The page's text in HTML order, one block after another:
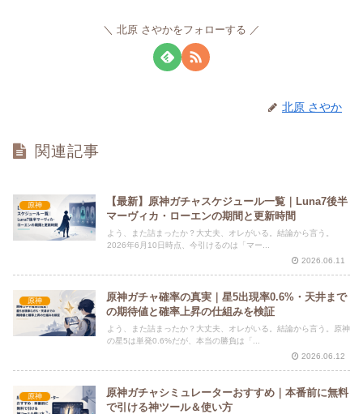
北原 さやかをフォローする
北原 さやか
関連記事
原神
【最新】原神ガチャスケジュール一覧｜Luna7後半
マーヴィカ・ローエンの期間と更新時間
よう、また詰まったか？大丈夫、オレがいる。結論から言う。
2026年6月10日時点、今引けるのは「マー...
2026.06.11
原神
原神ガチャ確率の真実｜星5出現率0.6%・天井まで
の期待値と確率上昇の仕組みを検証
よう、また詰まったか？大丈夫、オレがいる。結論から言う。原神
の星5は単発0.6%だが、本当の勝負は「...
2026.06.12
原神
原神ガチャシミュレーターおすすめ｜本番前に無料
で引ける神ツール＆使い方